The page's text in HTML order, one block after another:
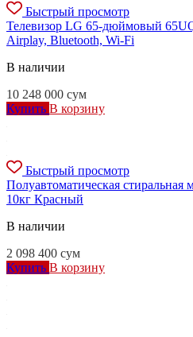
Быстрый просмотр
Телевизор LG 65-дюймовый
Airplay, Bluetooth, Wi-Fi
В наличии
10 248 000 сум
Купить В корзину
Быстрый просмотр
Полуавтоматическая
10кг Красный
В наличии
2 098 400 сум
Купить В корзину